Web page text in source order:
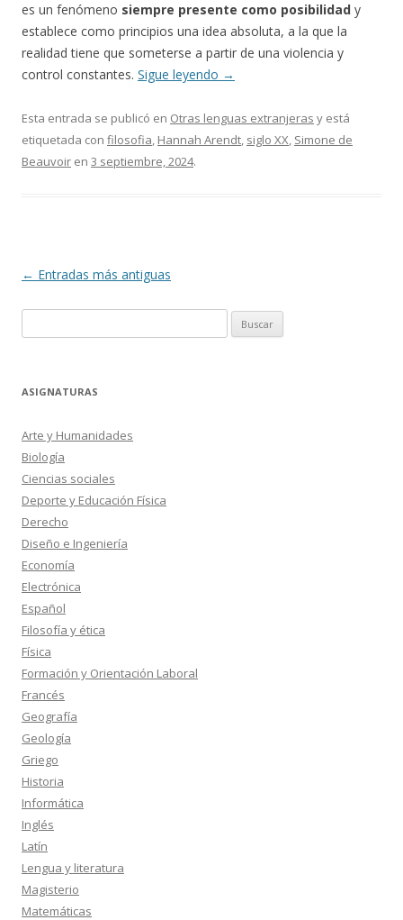
es un fenómeno siempre presente como posibilidad y
establece como principios una idea absoluta, a la que la
realidad tiene que someterse a partir de una violencia y
control constantes. Sigue leyendo →
Esta entrada se publicó en Otras lenguas extranjeras y está
etiquetada con filosofia, Hannah Arendt, siglo XX, Simone de
Beauvoir en 3 septiembre, 2024.
Navegación
← Entradas más antiguas
ASIGNATURAS
Arte y Humanidades
Biología
Ciencias sociales
Deporte y Educación Física
Derecho
Diseño e Ingeniería
Economía
Electrónica
Español
Filosofía y ética
Física
Formación y Orientación Laboral
Francés
Geografía
Geología
Griego
Historia
Informática
Inglés
Latín
Lengua y literatura
Magisterio
Matemáticas